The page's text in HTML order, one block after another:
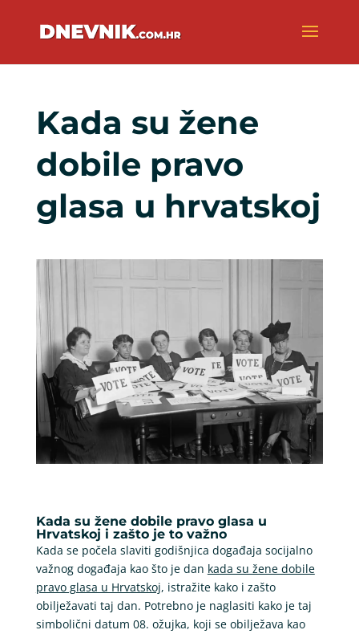
Kada su žene
dobile pravo
glasa u hrvatskoj
Kada su žene dobile pravo glasa u
Hrvatskoj i zašto je to važno
Kada se počela slaviti godišnjica događaja socijalno
važnog događaja kao što je dan kada su žene dobile
pravo glasa u Hrvatskoj, istražite kako i zašto
obilježavati taj dan. Potrebno je naglasiti kako je taj
simbolični datum 08. ožujka, koji se obilježava kao